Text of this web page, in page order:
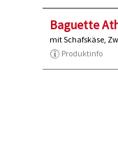
Baguette
mit Schafskäse,
Produktinfo